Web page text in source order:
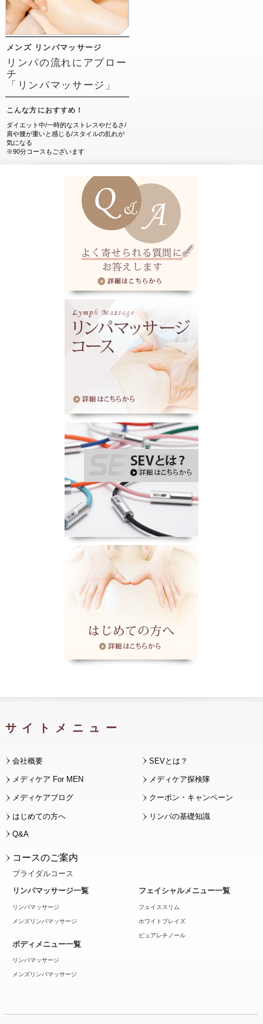
メンズ リンパマッサージ
リンパの流れにアプロー
チ
「リンパマッサージ」
こんな方におすすめ！
ダイエット中/一時的なストレスやだるさ/
肩や腰が重いと感じる/スタイルの乱れが
気になる
※90分コースもございます
サイトメニュー
会社概要 SEVとは？
メディケア For MEN メディケア探検隊
メディケアブログ クーポン・キャンペーン
はじめての方へ リンパの基礎知識
Q&A
コースのご案内
ブライダルコース
リンパマッサージ一覧
リンパマッサージ
メンズリンパマッサージ
フェイシャルメニュー一覧
フェイススリム
ホワイトブレイズ
ピュアレチノール
ボディメニュー一覧
リンパマッサージ
メンズリンパマッサージ